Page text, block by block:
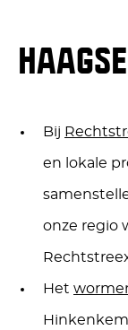
Bij
en lokale
onze regio
Het